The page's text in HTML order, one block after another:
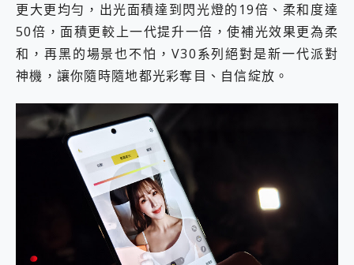
更大更均勻，出光面積達到閃光燈的19倍、柔和度達
50倍，面積更較上一代提升一倍，使補光效果更為柔
和，再黑的場景也不怕，V30系列絕對是新一代派對
神機，讓你隨時隨地都光彩奪目、自信綻放。